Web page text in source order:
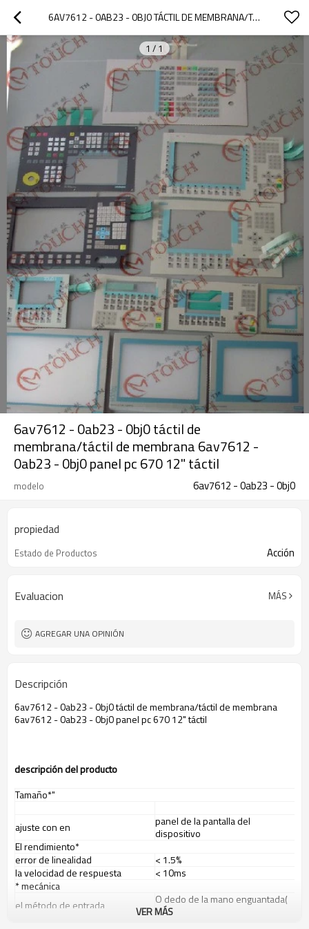
6AV7612 - 0AB23 - 0BJ0 TÁCTIL DE MEMBRANA/TÁCTIL DE MEMBRANA 6AV7612 - 0AB23 - 0BJ0 PANEL PC 670 12" TÁCTIL
1 / 1
6av7612 - 0ab23 - 0bj0 táctil de
membrana/táctil de membrana 6av7612 -
0ab23 - 0bj0 panel pc 670 12" táctil
modelo 6av7612 - 0ab23 - 0bj0
propiedad
Estado de Productos Acción
Evaluacion MÁS
AGREGAR UNA OPINIÓN
Descripción
6av7612 - 0ab23 - 0bj0 táctil de membrana/táctil de membrana
6av7612 - 0ab23 - 0bj0 panel pc 670 12" táctil
descripción del producto
Tamaño*"
ajuste con en
panel de la pantalla del
dispositivo
El rendimiento*
error de linealidad
< 1.5%
la velocidad de respuesta
< 10ms
* mecánica
el método de entrada
O dedo de la mano enguantada(
de goma, tela o de cuero)
VER MÁS